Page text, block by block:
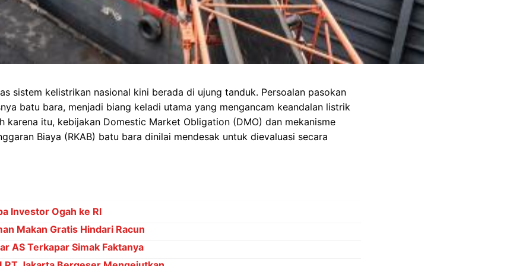
sistem kelistrikan nasional kini berada di ujung tanduk. Persoalan pasokan
batu bara, menjadi biang keladi utama yang mengancam keandalan listrik
karena itu, kebijakan Domestic Market Obligation (DMO) dan mekanisme
Biaya (RKAB) batu bara dinilai mendesak untuk dievaluasi secara
Investor Ogah ke RI
Makan Gratis Hindari Racun
AS Terkapar Simak Faktanya